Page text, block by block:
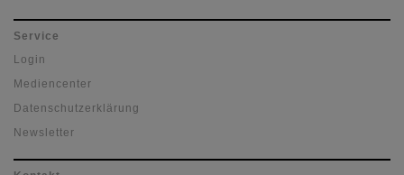
Service
Login
Mediencenter
Datenschutzerklärung
Newsletter